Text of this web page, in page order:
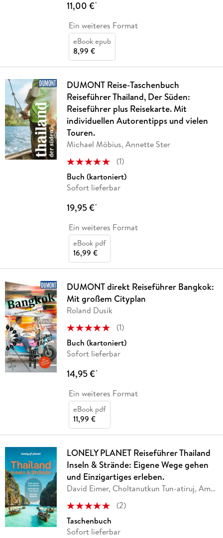
11,00 €*
Ein weiteres Format
eBook epub
8,99 €
DUMONT Reise-Taschenbuch
Reiseführer Thailand, Der Süden:
Reiseführer plus Reisekarte. Mit
individuellen Autorentipps und vielen
Touren.
Michael Möbius, Annette Ster
(1)
Buch (kartoniert)
Sofort lieferbar
19,95 €*
Ein weiteres Format
eBook pdf
16,99 €
DUMONT direkt Reiseführer Bangkok:
Mit großem Cityplan
Roland Dusik
(1)
Buch (kartoniert)
Sofort lieferbar
14,95 €*
Ein weiteres Format
eBook pdf
11,99 €
LONELY PLANET Reiseführer Thailand
Inseln & Strände: Eigene Wege gehen
und Einzigartiges erleben.
David Eimer, Choltanutkun Tun-atiruj, Amy
(2)
Taschenbuch
Sofort lieferbar